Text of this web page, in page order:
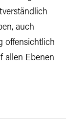
auch
offensichtlich
allen Ebenen